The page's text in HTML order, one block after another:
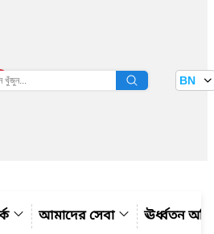
তথ্য বাতায়ন BN
আমাদের সেবা ঊর্ধ্বতন